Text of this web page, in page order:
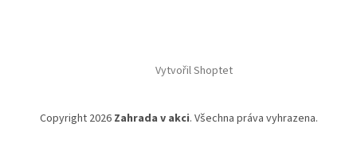
Vytvořil Shoptet
Copyright 2026 Zahrada v akci. Všechna práva vyhrazena.